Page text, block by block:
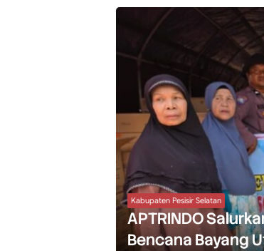
Kabupaten Pesisir Selatan
APTRINDO
Bencana Bayang